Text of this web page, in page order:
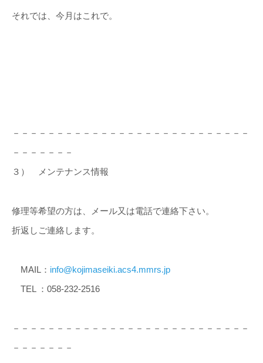
それでは、今月はこれで。
－－－－－－－－－－－－－－－－－－－－－－－－－－－
－－－－－－－
３） メンテナンス情報
修理等希望の方は、メール又は電話で連絡下さい。
折返しご連絡します。
MAIL： info@kojimaseiki.acs4.mmrs.jp
TEL ：058-232-2516
－－－－－－－－－－－－－－－－－－－－－－－－－－－
－－－－－－－